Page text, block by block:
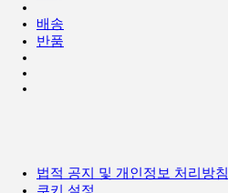
배송
반품
법적 공지 및 개인정보 처리방침
쿠키 설정